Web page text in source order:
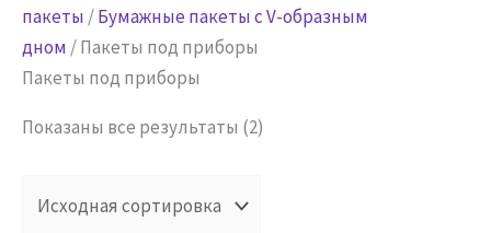
пакеты /Бумажные пакеты с V-образным
дном / Пакеты под приборы
Пакеты под приборы
Показаны все результаты (2)